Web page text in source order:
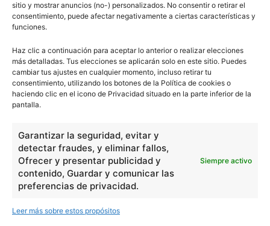
sitio y mostrar anuncios (no-) personalizados. No consentir o retirar el
consentimiento, puede afectar negativamente a ciertas características y
funciones.
Haz clic a continuación para aceptar lo anterior o realizar elecciones
más detalladas. Tus elecciones se aplicarán solo en este sitio. Puedes
cambiar tus ajustes en cualquier momento, incluso retirar tu
consentimiento, utilizando los botones de la Política de cookies o
haciendo clic en el icono de Privacidad situado en la parte inferior de la
pantalla.
Garantizar la seguridad, evitar y
detectar fraudes, y eliminar fallos,
Ofrecer y presentar publicidad y
contenido, Guardar y comunicar las
preferencias de privacidad.
Siempre activo
Leer más sobre estos propósitos
escuelapedia
Nuestros articulos son redactados y publicados bajo
licencia de uso libre. El usuario puede reproducir y hacer
obras derivadas de todos los contenidos disponibles en
nuestro sitio. Este sitio usa cookies de terceros. Lea más
información